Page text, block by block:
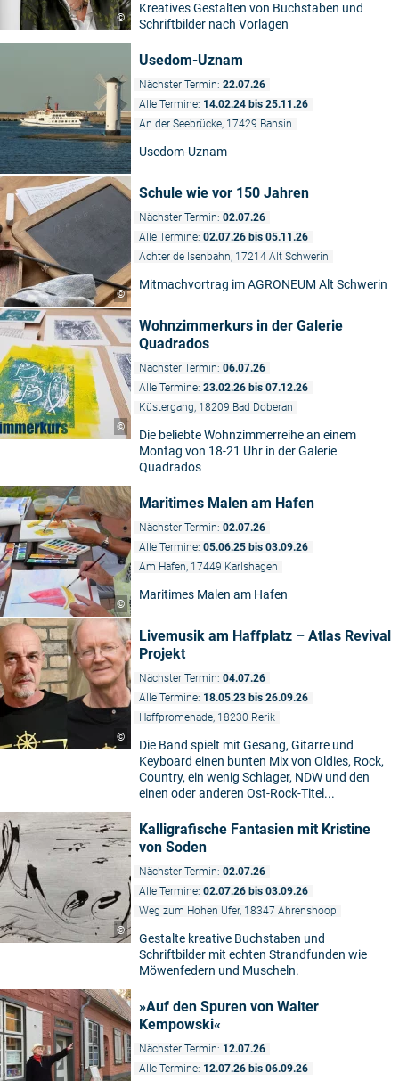
©
Kreatives Gestalten von Buchstaben und
Schriftbilder nach Vorlagen
Usedom-Uznam
Nächster Termin: 22.07.26
Alle Termine: 14.02.24 bis 25.11.26
An der Seebrücke, 17429 Bansin
Usedom-Uznam
©
Schule wie vor 150 Jahren
Nächster Termin: 02.07.26
Alle Termine: 02.07.26 bis 05.11.26
Achter de Isenbahn, 17214 Alt Schwerin
Mitmachvortrag im AGRONEUM Alt Schwerin
©
Wohnzimmerkurs in der Galerie
Quadrados
Nächster Termin: 06.07.26
Alle Termine: 23.02.26 bis 07.12.26
Küstergang, 18209 Bad Doberan
Die beliebte Wohnzimmerreihe an einem
Montag von 18-21 Uhr in der Galerie
Quadrados
©
Maritimes Malen am Hafen
Nächster Termin: 02.07.26
Alle Termine: 05.06.25 bis 03.09.26
Am Hafen, 17449 Karlshagen
Maritimes Malen am Hafen
©
Livemusik am Haffplatz – Atlas Revival
Projekt
Nächster Termin: 04.07.26
Alle Termine: 18.05.23 bis 26.09.26
Haffpromenade, 18230 Rerik
Die Band spielt mit Gesang, Gitarre und
Keyboard einen bunten Mix von Oldies, Rock,
Country, ein wenig Schlager, NDW und den
einen oder anderen Ost-Rock-Titel...
©
Kalligrafische Fantasien mit Kristine
von Soden
Nächster Termin: 02.07.26
Alle Termine: 02.07.26 bis 03.09.26
Weg zum Hohen Ufer, 18347 Ahrenshoop
Gestalte kreative Buchstaben und
Schriftbilder mit echten Strandfunden wie
Möwenfedern und Muscheln.
»Auf den Spuren von Walter
Kempowski«
Nächster Termin: 12.07.26
Alle Termine: 12.07.26 bis 06.09.26